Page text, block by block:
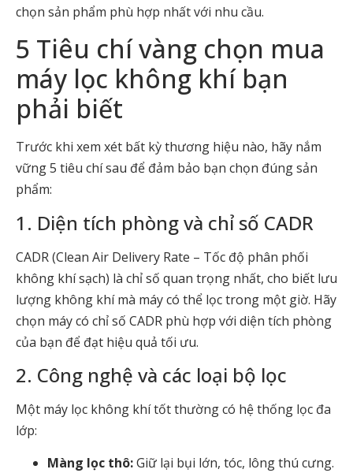
chọn sản phẩm phù hợp nhất với nhu cầu.
5 Tiêu chí vàng chọn mua
máy lọc không khí bạn
phải biết
Trước khi xem xét bất kỳ thương hiệu nào, hãy nắm
vững 5 tiêu chí sau để đảm bảo bạn chọn đúng sản
phẩm:
1. Diện tích phòng và chỉ số CADR
CADR (Clean Air Delivery Rate – Tốc độ phân phối
không khí sạch) là chỉ số quan trọng nhất, cho biết lưu
lượng không khí mà máy có thể lọc trong một giờ. Hãy
chọn máy có chỉ số CADR phù hợp với diện tích phòng
của bạn để đạt hiệu quả tối ưu.
2. Công nghệ và các loại bộ lọc
Một máy lọc không khí tốt thường có hệ thống lọc đa
lớp:
Màng lọc thô:Giữ lại bụi lớn, tóc, lông thú cưng.